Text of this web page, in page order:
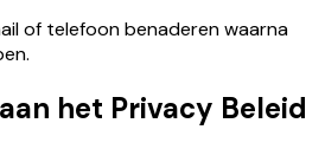
of telefoon benaderen waarna
het Privacy Beleid